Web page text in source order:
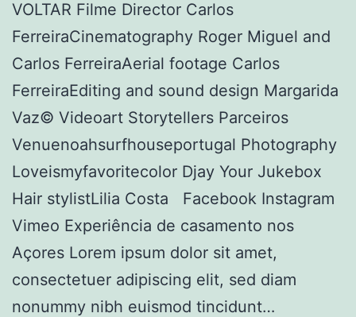
VOLTAR Filme Director Carlos
FerreiraCinematography Roger Miguel and
Carlos FerreiraAerial footage Carlos
FerreiraEditing and sound design Margarida
Vaz© Videoart Storytellers Parceiros
Venuenoahsurfhouseportugal Photography
Loveismyfavoritecolor Djay Your Jukebox
Hair stylistLilia Costa Facebook Instagram
Vimeo Experiência de casamento nos
Açores Lorem ipsum dolor sit amet,
consectetuer adipiscing elit, sed diam
nonummy nibh euismod tincidunt…